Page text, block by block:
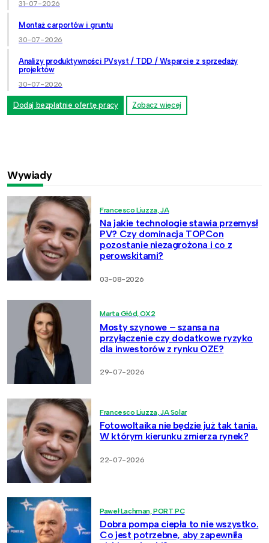
31-07-2026
Montaż carportów i gruntu
30-07-2026
Analizy produktywności PVsyst / TDD / Wsparcie z sprzedaży
projektów
30-07-2026
Dodaj bezpłatnie ofertę pracy Zobacz więcej
Wywiady
Francesco Liuzza, JA
Na jakie technologie stawia przemysł
PV? Czy dominacja TOPCon
pozostanie niezagrożona i co z
perowskitami?
03-08-2026
Marta Głód, OX2
Mosty szynowe – szansa na
przyłączenie czy dodatkowe ryzyko
dla inwestorów z rynku OZE?
29-07-2026
Francesco Liuzza, JA Solar
Fotowoltaika nie będzie już tak tania.
W którym kierunku zmierza rynek?
22-07-2026
Paweł Lachman, PORT PC
Dobra pompa ciepła to nie wszystko.
Co jest potrzebne, aby zapewniła